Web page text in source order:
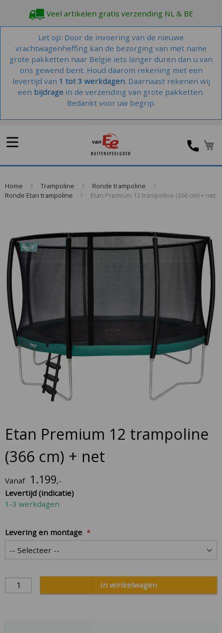
Veel artikelen gratis verzending NL & BE
Let op: Door de invoering van de nieuwe
vrachtwagenheffing kan de bezorging van met name
grote pakketten naar België iets langer duren dan u van
ons gewend bent. Houd daarom rekening met een
levertijd van 1 tot 3 werkdagen. Daarnaast rekenen wij
een bijdrage in de verzending van grote pakketten.
Bedankt voor uw begrip.
Home Trampoline
Ronde trampoline
Ronde Etan trampoline
Etan Premium 12 trampoline (366 cm) + net
Etan Premium 12 trampoline
(366 cm) + net
Vanaf 1.199,-
Levertijd (indicatie)
1-3 werkdagen
Levering en montage
In winkelwagen
the
end
of
the
images
gallery
Skip
to
the
beginning
the
images
gallery